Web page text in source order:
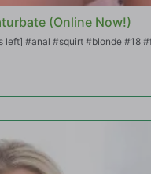
(Online Now!)
left] #anal #squirt #blonde #18